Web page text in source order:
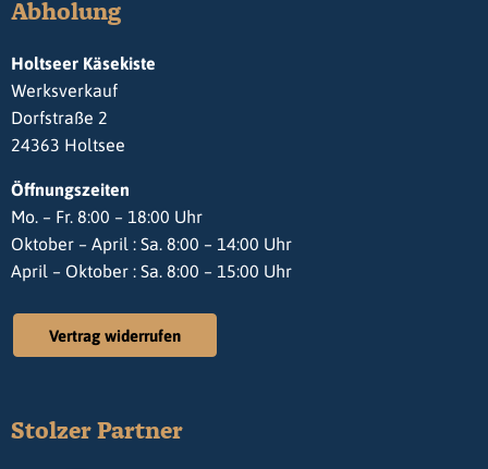
Abholung
Holtseer Käsekiste
Werksverkauf
Dorfstraße 2
24363 Holtsee
Öffnungszeiten
Mo. – Fr. 8:00 – 18:00 Uhr
Oktober – April : Sa. 8:00 – 14:00 Uhr
April – Oktober : Sa. 8:00 – 15:00 Uhr
Vertrag widerrufen
Stolzer Partner